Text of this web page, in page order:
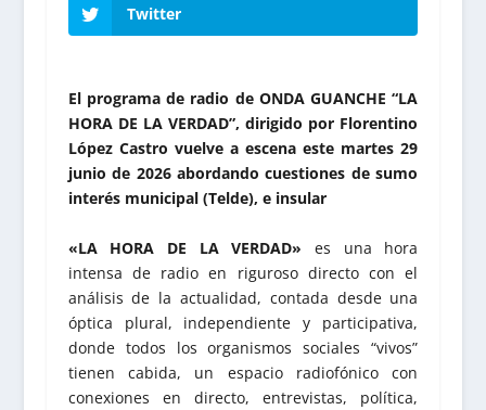
Twitter
El programa de radio de ONDA GUANCHE “LA
HORA DE LA VERDAD”, dirigido por Florentino
López Castro vuelve a escena este martes 29
junio de 2026 abordando cuestiones de sumo
interés municipal (Telde), e insular
«LA HORA DE LA VERDAD» es una hora
intensa de radio en riguroso directo con el
análisis de la actualidad, contada desde una
óptica plural, independiente y participativa,
donde todos los organismos sociales “vivos”
tienen cabida, un espacio radiofónico con
conexiones en directo, entrevistas, política,